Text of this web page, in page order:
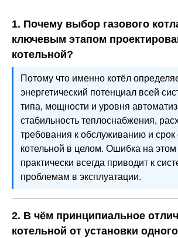
1. Почему выбор газового
ключевым этапом
котельной?
Потому что именно котёл
энергетический потенциал всей
типа, мощности и уровня
стабильность теплоснабжения,
требования к обслуживанию и
котельной в целом. Ошибка на этом
практически всегда приводит к
проблемам в эксплуатации.
2. В чём принципиальное
котельной от установки